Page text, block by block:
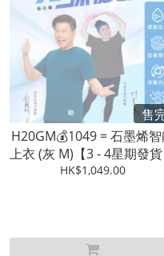
售
H20GM💰1049 = 石墨烯
上衣 (灰 M)【3 - 4星期發貨
HK$1,049.00